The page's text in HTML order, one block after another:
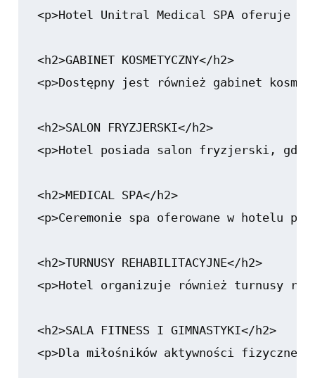
<p>Hotel Unitral Medical SPA oferuje
<h2>GABINET KOSMETYCZNY</h2>
<p>Dostępny jest również gabinet
<h2>SALON FRYZJERSKI</h2>
<p>Hotel posiada salon fryzjerski,
<h2>MEDICAL SPA</h2>
<p>Ceremonie spa oferowane w hotelu
<h2>TURNUSY REHABILITACYJNE</h2>
<p>Hotel organizuje również turnusy
<h2>SALA FITNESS I GIMNASTYKI</h2>
<p>Dla miłośników aktywności